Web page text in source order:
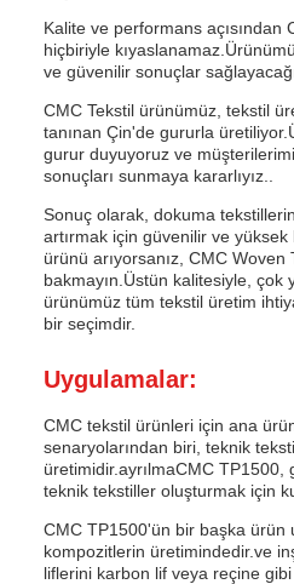
Kalite ve performans açısından
hiçbiriyle
ve güvenilir sonuçlar
CMC Tekstil ürünümüz, tekstil
tanınan Çin'de gururla
gurur duyuyoruz ve
sonuçları sunmaya kararlıyız..
Sonuç olarak, dokuma
artırmak için güvenilir ve
ürünü arıyorsanız, CMC
bakmayın.Üstün kalitesiyle, çok
ürünümüz tüm tekstil üretim
bir seçimdir.
Uygulamalar:
CMC tekstil ürünleri için ana
senaryolarından biri, teknik
üretimidir.ayrılmaCMC TP1500,
teknik tekstiller oluşturmak için
CMC TP1500'ün bir başka ürün
kompozitlerin üretimindedir.ve
liflerini karbon lif veya reçine